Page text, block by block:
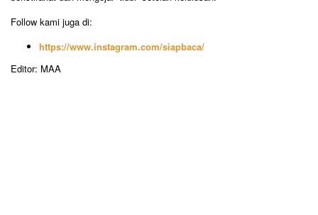
Follow kami juga di:
https://www.instagram.com/siapbaca/
Editor: MAA